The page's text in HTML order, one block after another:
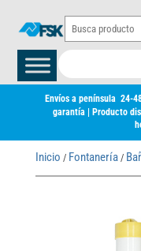
Envíos a península 24-
garantía | Producto
Inicio / Fontanería/